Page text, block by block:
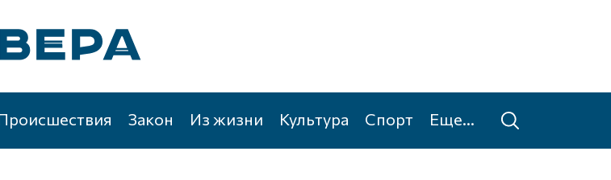
Закон Из жизни Культура Спорт Еще...